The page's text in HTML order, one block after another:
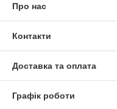
Про нас
Контакти
Доставка та оплата
Графік роботи